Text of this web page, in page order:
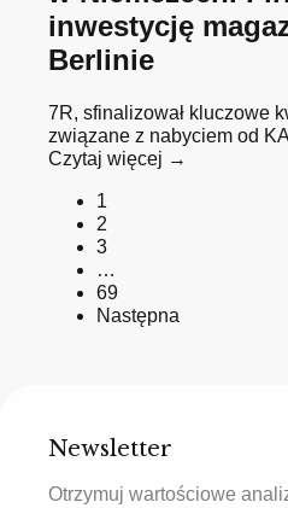
inwestycję
Berlinie
7R, sfinalizował kluczowe
związane z nabyciem od
Czytaj więcej →
1
2
3
…
69
Następna
Newsletter
Otrzymuj wartościowe